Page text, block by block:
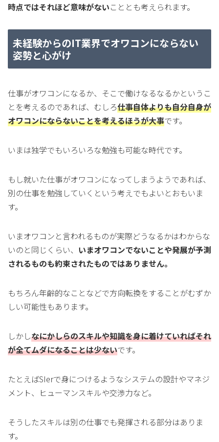
時点ではそれほど意味がないこととも考えられます。
未経験からのIT業界でオワコンにならない
姿勢と心がけ
仕事がオワコンになるか、そこで働けなるなるかというこ
とを考えるのであれば、むしろ仕事自体よりも自分自身が
オワコンにならないことを考えるほうが大事です。
いまは独学でもいろいろな勉強も可能な時代です。
もし就いた仕事がオワコンになってしまうようであれば、
別の仕事を勉強していくという考えでもよいとおもいま
す。
いまオワコンと言われるものが実際どうなるかはわからな
いのと同じくらい、 いまオワコンでないことや発展が予測
されるものも約束されたものではありません。
もちろん年齢的なことなどで方向転換をすることがむずか
しい可能性もあります。
しかしなにかしらのスキルや知識を身に着けていればそれ
が全てムダになることは少ないです。
たとえばSIerで身につけるようなシステムの設計やマネジ
メント、ヒューマンスキルや交渉力など。
そうしたスキルは別の仕事でも発揮される部分はありま
す。